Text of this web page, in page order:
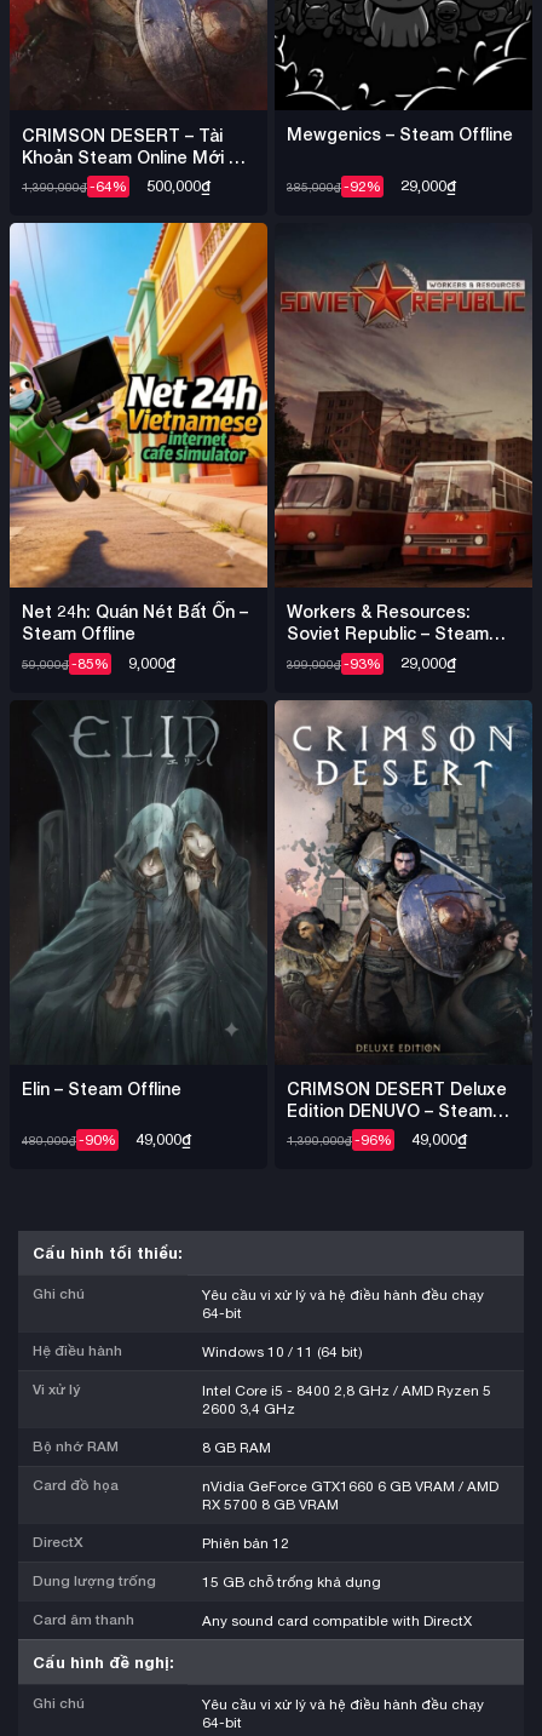
CRIMSON DESERT – Tài
Khoản Steam Online Mới +
Mail
1,390,000₫-64% 500,000₫
Mewgenics – Steam Offline
385,000₫-92% 29,000₫
Net 24h: Quán Nét Bất Ổn –
Steam Offline
59,000₫-85% 9,000₫
Workers & Resources:
Soviet Republic – Steam
399,000₫-93% 29,000₫
Elin – Steam Offline
480,000₫-90% 49,000₫
CRIMSON DESERT Deluxe
Edition DENUVO – Steam
Offline
1,390,000₫-96% 49,000₫
Cấu hình tối thiểu:
Ghi chú
Yêu cầu vi xử lý và hệ điều hành đều chạy
64-bit
Hệ điều hành Windows 10 / 11 (64 bit)
Vi xử lý
Intel Core i5 - 8400 2,8 GHz / AMD Ryzen 5
2600 3,4 GHz
Bộ nhớ RAM 8 GB RAM
Card đồ họa
nVidia GeForce GTX1660 6 GB VRAM / AMD
RX 5700 8 GB VRAM
DirectX Phiên bản 12
Dung lượng trống 15 GB chỗ trống khả dụng
Card âm thanh Any sound card compatible with DirectX
Cấu hình đề nghị:
Ghi chú
Yêu cầu vi xử lý và hệ điều hành đều chạy
64-bit